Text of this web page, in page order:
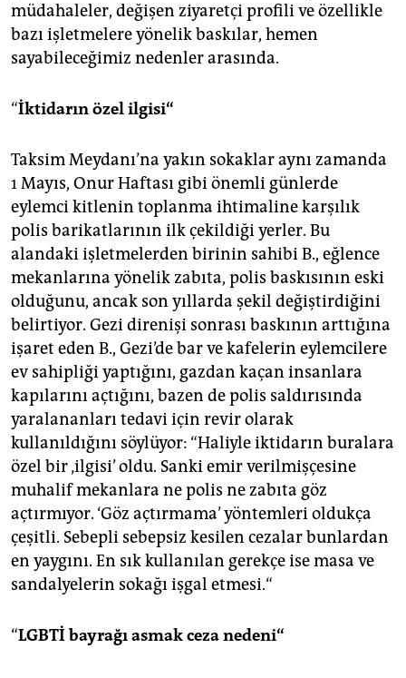
müdahaleler, değişen ziyaretçi profili ve özellikle
bazı işletmelere yönelik baskılar, hemen
sayabileceğimiz nedenler arasında.
“İktidarınözel ilgisi“
Taksim Meydanı’na yakın sokaklar aynı zamanda
1 Mayıs, Onur Haftası gibi önemli günlerde
eylemci kitlenin toplanma ihtimaline karşılık
polis barikatlarının ilk çekildiği yerler. Bu
alandaki işletmelerden birinin sahibi B., eğlence
mekanlarına yönelik zabıta, polis baskısının eski
olduğunu, ancak son yıllarda şekil değiştirdiğini
belirtiyor. Gezi direnişi sonrası baskının arttığına
işaret eden B., Gezi’de bar ve kafelerin eylemcilere
ev sahipliği yaptığını, gazdan kaçan insanlara
kapılarını açtığını, bazen de polis saldırısında
yaralananları tedavi için revir olarak
kullanıldığını söylüyor: “Haliyle iktidarın buralara
özel bir ‚ilgisi’ oldu. Sanki emir verilmişçesine
muhalif mekanlara ne polis ne zabıta göz
açtırmıyor. ‘Göz açtırmama’ yöntemleri oldukça
çeşitli. Sebepli sebepsiz kesilen cezalar bunlardan
en yaygını. En sık kullanılan gerekçe ise masa ve
sandalyelerin sokağı işgal etmesi.“
“LGBTİ bayrağı asmak ceza nedeni“